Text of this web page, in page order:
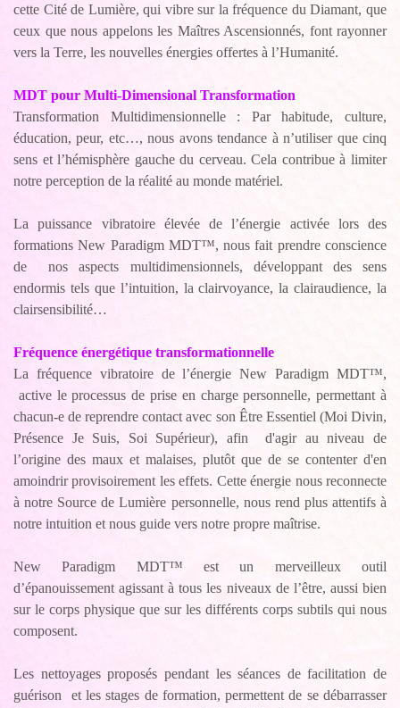
cette Cité de Lumière, qui vibre sur la fréquence du Diamant, que
ceux que nous appelons les Maîtres Ascensionnés, font rayonner
vers la Terre, les nouvelles énergies offertes à l’Humanité.
MDT pour Multi-Dimensional Transformation
Transformation Multidimensionnelle: Par habitude, culture,
éducation, peur, etc…, nous avons tendance à n’utiliser que cinq
sens et l’hémisphère gauche du cerveau. Cela contribue à limiter
notre perception de la réalité au monde matériel.
La puissance vibratoire élevée de l’énergie activée lors des
formations New Paradigm MDT™, nous fait prendre conscience
de nos aspects multidimensionnels, développant des sens
endormis tels que l’intuition, la clairvoyance, la clairaudience, la
clairsensibilité…
Fréquence énergétique transformationnelle
La fréquence vibratoire de l’énergie New Paradigm MDT™,
active le processus de prise en charge personnelle, permettant à
chacun-e de reprendre contact avec son Être Essentiel (Moi Divin,
Présence Je Suis, Soi Supérieur), afin d'agir au niveau de
l’origine des maux et malaises, plutôt que de se contenter d'en
amoindrir provisoirement les effets. Cette énergie nous reconnecte
à notre Source de Lumière personnelle, nous rend plus attentifs à
notre intuition et nous guide vers notre propre maîtrise.
New Paradigm MDT™ est un merveilleux outil
d’épanouissement agissant à tous les niveaux de l’être, aussi bien
sur le corps physique que sur les différents corps subtils qui nous
composent.
Les nettoyages proposés pendant les séances de facilitation de
guérison et les stages de formation, permettent de se débarrasser